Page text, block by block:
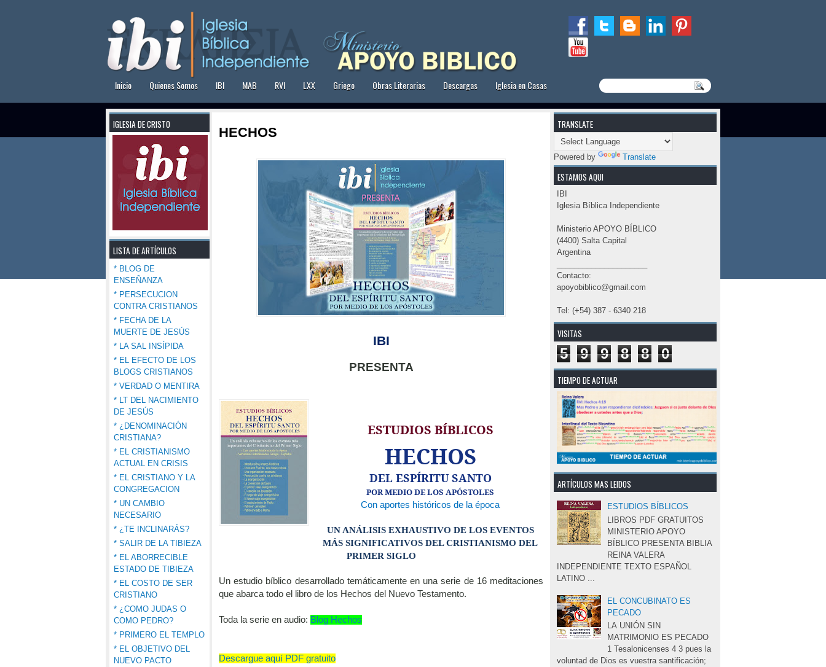
Inicio Quienes Somos IBI MAB RVI LXX Griego Obras Literarias Descargas Iglesia en Casas
TRANSLATE
Powered by Translate
ESTAMOS AQUI
IBI
Iglesia Bíblica Independiente
Ministerio APOYO BÍBLICO
(4400) Salta Capital
Argentina
Contacto:
apoyobiblico@gmail.com
Tel: (+54) 387 - 6340 218
VISITAS
5 9 9 8 8 0
TIEMPO DE ACTUAR
ARTÍCULOS MAS LEIDOS
ESTUDIOS BÍBLICOS
LIBROS PDF GRATUITOS
MINISTERIO APOYO
BÍBLICO PRESENTA BIBLIA
REINA VALERA
INDEPENDIENTE TEXTO ESPAÑOL
LATINO ...
EL CONCUBINATO ES
PECADO
LA UNIÓN SIN
MATRIMONIO ES PECADO
1 Tesalonicenses 4 3 pues la
voluntad de Dios es vuestra santificación;
HECHOS
IBI
PRESENTA
ESTUDIOS BÍBLICOS
HECHOS
DEL ESPÍRITU SANTO
POR MEDIO DE LOS APÓSTOLES
Con aportes históricos de la época
UN ANÁLISIS EXHAUSTIVO DE LOS EVENTOS
MÁS SIGNIFICATIVOS DEL CRISTIANISMO DEL
PRIMER SIGLO
Un estudio bíblico desarrollado temáticamente en una serie de 16 meditaciones
que abarca todo el libro de los Hechos del Nuevo Testamento.
Toda la serie en audio: Blog Hechos
Descargue aquí PDF gratuito
IGLESIA DE CRISTO
LISTA DE ARTÍCULOS
* BLOG DE
ENSEÑANZA
* PERSECUCION
CONTRA CRISTIANOS
* FECHA DE LA
MUERTE DE JESÚS
* LA SAL INSÍPIDA
* EL EFECTO DE LOS
BLOGS CRISTIANOS
* VERDAD O MENTIRA
* LT DEL NACIMIENTO
DE JESÚS
* ¿DENOMINACIÓN
CRISTIANA?
* EL CRISTIANISMO
ACTUAL EN CRISIS
* EL CRISTIANO Y LA
CONGREGACION
* UN CAMBIO
NECESARIO
* ¿TE INCLINARÁS?
* SALIR DE LA TIBIEZA
* EL ABORRECIBLE
ESTADO DE TIBIEZA
* EL COSTO DE SER
CRISTIANO
* ¿COMO JUDAS O
COMO PEDRO?
* PRIMERO EL TEMPLO
* EL OBJETIVO DEL
NUEVO PACTO